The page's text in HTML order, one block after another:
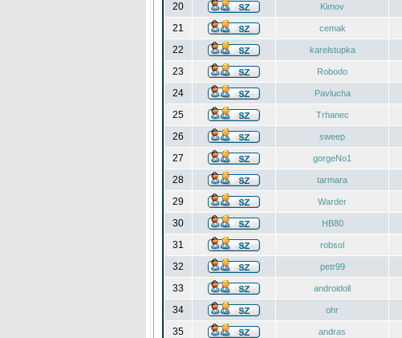
20
Kimov
21
cemak
22
karelstupka
23
Robodo
24
Pavlucha
25
Trhanec
26
sweep
27
gorgeNo1
28
tarmara
29
Warder
30
HB80
31
robsol
32
petr99
33
androidoll
34
ohr
35
andras